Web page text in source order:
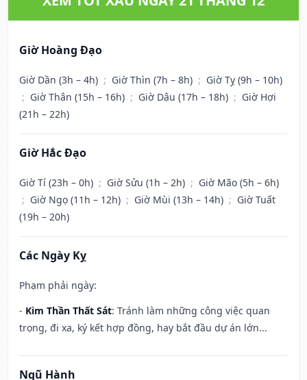
Giờ Hoàng Đạo
Giờ Dần (3h – 4h) ; Giờ Thìn (7h – 8h) ; Giờ Tỵ (9h – 10h)
; Giờ Thân (15h – 16h) ; Giờ Dậu (17h – 18h) ; Giờ Hợi
(21h – 22h)
Giờ Hắc Đạo
Giờ Tí (23h – 0h) ; Giờ Sửu (1h – 2h) ; Giờ Mão (5h – 6h)
; Giờ Ngọ (11h – 12h) ; Giờ Mùi (13h – 14h) ; Giờ Tuất
(19h – 20h)
Các Ngày Kỵ
Phạm phải ngày:
- Kim Thần Thất Sát: Tránh làm những công việc quan
trọng, đi xa, ký kết hợp đồng, hay bắt đầu dự án lớn...
Ngũ Hành